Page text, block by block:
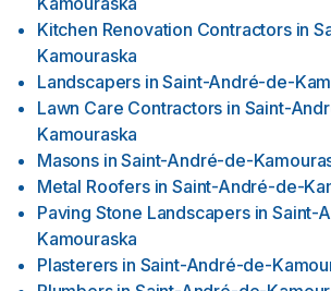
Kitchen Renovation Contractors in
Kamouraska
Landscapers in Saint-André-de-
Lawn Care Contractors in Saint-
Kamouraska
Masons in Saint-André-de-
Metal Roofers in Saint-André-de-
Paving Stone Landscapers in Saint-
Kamouraska
Plasterers in Saint-André-de-